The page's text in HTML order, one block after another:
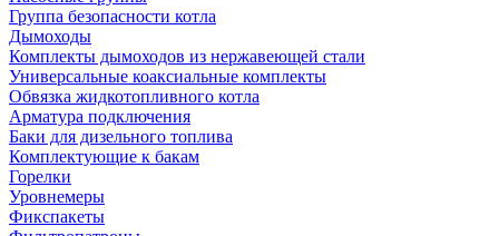
Группа безопасности котла
Дымоходы
Комплекты дымоходов из нержавеющей стали
Универсальные коаксиальные комплекты
Обвязка жидкотопливного котла
Арматура подключения
Баки для дизельного топлива
Комплектующие к бакам
Горелки
Уровнемеры
Фикспакеты